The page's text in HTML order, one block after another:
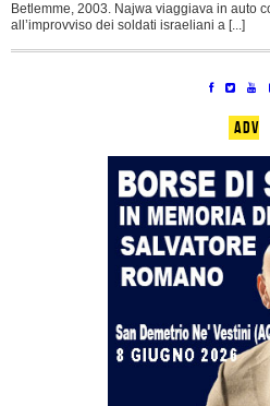
Betlemme, 2003. Najwa viaggiava in auto
all’improvviso dei soldati israeliani a [...]
ADV